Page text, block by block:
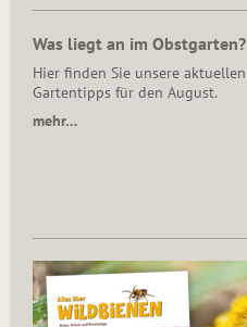
Was liegt an im Obstgarten?
Hier finden Sie unsere aktuellen
Gartentipps für den August.
mehr…